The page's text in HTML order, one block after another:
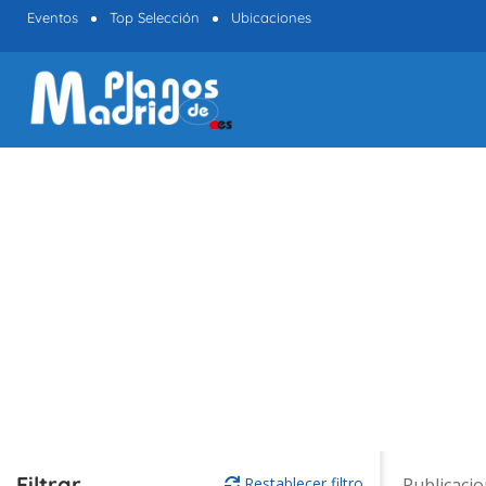
Eventos Top Selección Ubicaciones